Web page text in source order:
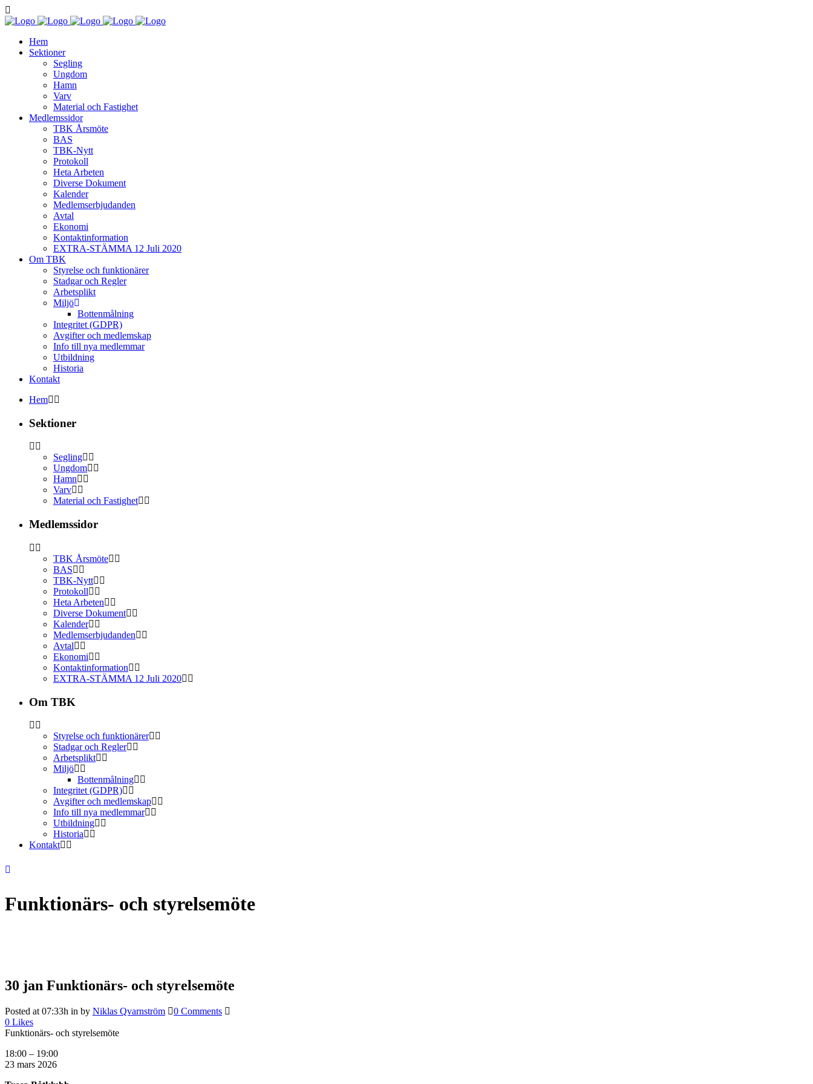
Hem
Sektioner
Segling
Ungdom
Hamn
Varv
Material och Fastighet
Medlemssidor
TBK Årsmöte
BAS
TBK-Nytt
Protokoll
Heta Arbeten
Diverse Dokument
Kalender
Medlemserbjudanden
Avtal
Ekonomi
Kontaktinformation
EXTRA-STÄMMA 12 Juli 2020
Om TBK
Styrelse och funktionärer
Stadgar och Regler
Arbetsplikt
Miljö
Bottenmålning
Integritet (GDPR)
Avgifter och medlemskap
Info till nya medlemmar
Utbildning
Historia
Kontakt
Hem
Sektioner
Segling
Ungdom
Hamn
Varv
Material och Fastighet
Medlemssidor
TBK Årsmöte
BAS
TBK-Nytt
Protokoll
Heta Arbeten
Diverse Dokument
Kalender
Medlemserbjudanden
Avtal
Ekonomi
Kontaktinformation
EXTRA-STÄMMA 12 Juli 2020
Om TBK
Styrelse och funktionärer
Stadgar och Regler
Arbetsplikt
Miljö
Bottenmålning
Integritet (GDPR)
Avgifter och medlemskap
Info till nya medlemmar
Utbildning
Historia
Kontakt
Funktionärs- och styrelsemöte
30 jan Funktionärs- och styrelsemöte
Posted at 07:33h in by Niklas Qvarnström
0 Comments
0 Likes
Funktionärs- och styrelsemöte
18:00 – 19:00
23 mars 2026